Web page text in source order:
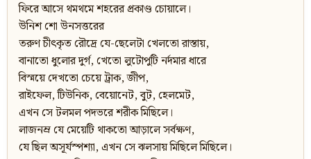
ফিরে আসে থমথমে শহরের প্রকাণ্ড চোয়ালে।
উনিশ শো উনসত্তরের
তরুণ চীৎকৃত রৌদ্রে যে-ছেলেটা খেলতো রাস্তায়,
বানাতো ধুলোর দুর্গ, খেতো লুটোপুটি নর্দমার ধারে
বিস্ময়ে দেখতো চেয়ে ট্রাক, জীপ,
রাইফেল, টিউনিক, বেয়োনেট, বুট, হেলমেট,
এখন সে টলমল পদভরে শরীক মিছিলে।
লাজনম্র যে মেয়েটি থাকতো আড়ালে সর্বক্ষণ,
যে ছিল অসূর্যস্পশ্যা, এখন সে ঝলসায় মিছিলে মিছিলে।